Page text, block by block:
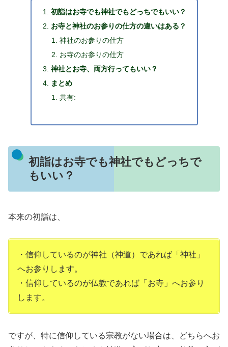
初詣はお寺でも神社でもどっちでもいい？
お寺と神社のお参りの仕方の違いはある？
神社のお参りの仕方
お寺のお参りの仕方
神社とお寺、両方行ってもいい？
まとめ
共有:
初詣はお寺でも神社でもどっちで
もいい？
本来の初詣は、
・信仰しているのが神社（神道）であれば「神社」
へお参りします。
・信仰しているのが仏教であれば「お寺」へお参り
します。
ですが、特に信仰している宗教がない場合は、どちらへお